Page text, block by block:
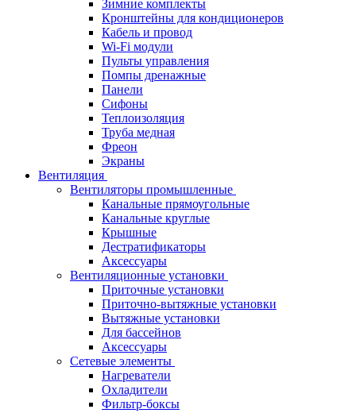
Зимние комплекты
Кронштейны для кондиционеров
Кабель и провод
Wi-Fi модули
Пульты управления
Помпы дренажные
Панели
Сифоны
Теплоизоляция
Труба медная
Фреон
Экраны
Вентиляция
Вентиляторы промышленные
Канальные прямоугольные
Канальные круглые
Крышные
Дестратификаторы
Аксессуары
Вентиляционные установки
Приточные установки
Приточно-вытяжные установки
Вытяжные установки
Для бассейнов
Аксессуары
Сетевые элементы
Нагреватели
Охладители
Фильтр-боксы